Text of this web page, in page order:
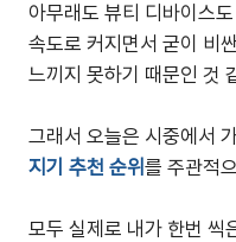
아무래도 뷰티 디바이스
속도로 커지면서 굳이 비
느끼지 못하기 때문인 것
그래서 오늘은 시중에서
지기 추천 순위를 주관적
모두 실제로 내가 한번 씩